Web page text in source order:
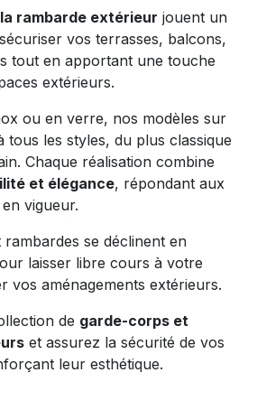
rambarde extérieur jouent un
vos terrasses, balcons,
tout en apportant une touche
extérieurs.
ou en verre, nos modèles sur
tous les styles, du plus classique
Chaque réalisation combine
et élégance, répondant aux
vigueur.
se déclinent en
laisser libre cours à votre
vos aménagements extérieurs.
de garde-corps et
et assurez la sécurité de vos
leur esthétique.